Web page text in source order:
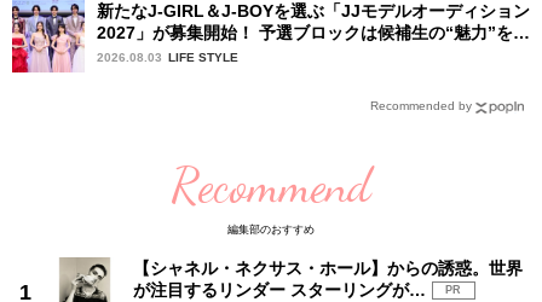
新たなJ-GIRL＆J-BOYを選ぶ「JJモデルオーディション
2027」が募集開始！ 予選ブロックは候補生の“魅力”を重
視した「新システム」に変わります
2026.08.03 LIFE STYLE
Recommended by
Recommend
編集部のおすすめ
【シャネル・ネクサス・ホール】からの誘惑。世界
が注目するリンダー スターリングが…
PR